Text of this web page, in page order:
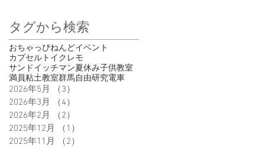
タグから検索
2026年5月 （3）
2026年3月
（4）
2026年2月
（2）
2025年12月
（1）
2025年11月
（2）
おちゃっぴねんどイベント
カプセルトイクレモ
サンドイッチマン夏休み子供教室
満員粘土教室群馬自由研究電車